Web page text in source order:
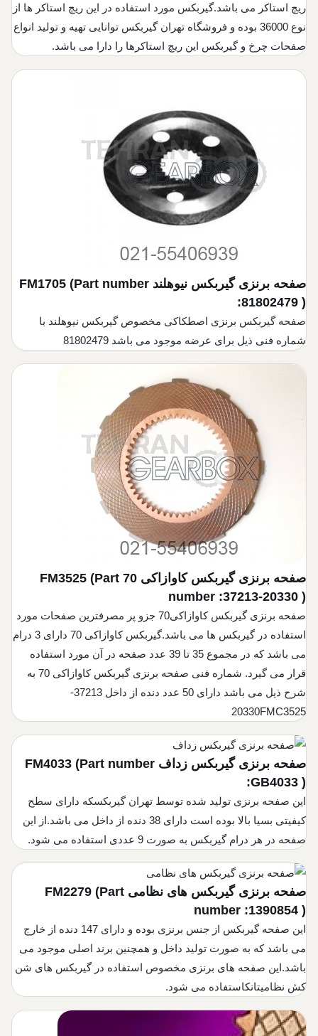
ریچ استاکر می باشد.گیربکس مورد استفاده در این ریچ استاکر ها از
نوع 36000 بوده و فروشگاه تهران گیربکس توانایی تهیه و تولید انواع
صفحات چرخ و گیربکس این ریچ استاکرها را دارا می باشد.
صفحه برنزی گیربکس نیوهلند FM1705 (Part number
:81802479 )
صفحه گیربکس برنزی اصطکاکی مخصوص گیربکس نیوهلند با
شماره فنی ذیل برای عرضه موجود می باشد 81802479
صفحه برنزی گیربکس کاوازاکی 70 FM3525 (Part
number :37213-20330 )
صفحه برنزی گیربکس کاوازاکی70 جزو پر مصرفترین صفحات مورد
استفاده در گیربکس ها می باشد.گیربکس کاوازاکی 70 دارای 3 درام
می باشد که در مجموع 35 تا 39 عدد صفحه در آن مورد استفاده
قرار می گیرد. شماره فنی صفحه برنزی گیربکس کاوازاکی 70 به
شرح ذیل می باشد دارای 50 عدد دنده از داخل 37213-
20330FMC3525
صفحه برنزی گیربکس زداف FM4033 (Part number
:GB4033 )
این صفحه برنزی تولید شده توسط تهران گیربکسکه دارای سطح
کیفیتی بسیا بالا بوده است دارای 38 دنده از داخل می باشد.از این
صفحه در هر درام گیربکس به صورت 9 عددی استفاده می شود.
صفحه برنزی گیربکس های نظامی FM2279 (Part
number :1390854 )
این صفحه گیربکس از جنس برنزی بوده و دارای 147 دنده از خارج
می باشد که به صورت تولید داخل و همچنین برند اصلی موجود می
باشد.این صفحه های برنزی مخصوص استفاده در گیربکس های شن
کش نظامیتانکاستفاده می شود.